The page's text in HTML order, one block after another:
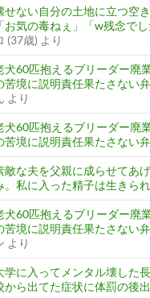
せない自分の土地に立つ空
「お気の毒ねぇ」「w残念でし
(37歳) より
犬60匹抱えるブリーダー廃
苦境に説明責任果たさない
より
犬60匹抱えるブリーダー廃
苦境に説明責任果たさない
敵な夫を父親に成らせてあ
。私に入った精子は生きら
犬60匹抱えるブリーダー廃
苦境に説明責任果たさない
より
学に入ってメンタル壊した
から出てた症状に体罰の後